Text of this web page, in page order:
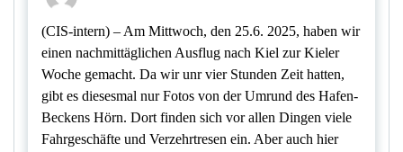
(CIS-intern) – Am Mittwoch, den 25.6. 2025, haben wir
einen nachmittäglichen Ausflug nach Kiel zur Kieler
Woche gemacht. Da wir unr vier Stunden Zeit hatten,
gibt es diesesmal nur Fotos von der Umrund des Hafen-
Beckens Hörn. Dort finden sich vor allen Dingen viele
Fahrgeschäfte und Verzehrtresen ein. Aber auch hier